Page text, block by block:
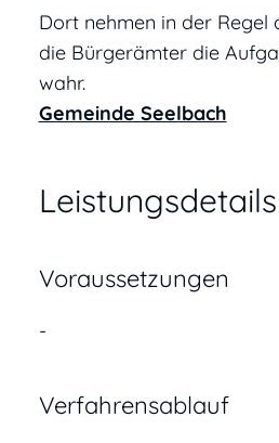
Dort nehmen in der Regel
die Bürgerämter die
wahr.
Gemeinde Seelbach
Leistungsdetails
Voraussetzungen
-
Verfahrensablauf